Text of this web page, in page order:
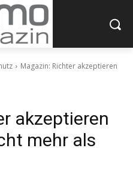
Magazin: Richter akzeptieren
akzeptieren
mehr als